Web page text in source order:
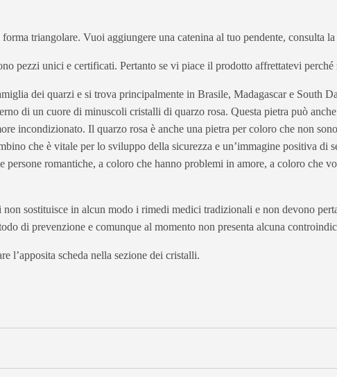
triangolare. Vuoi aggiungere una catenina al tuo pendente, consulta la
pezzi unici e certificati. Pertanto se vi piace il prodotto affrettatevi perché
dei quarzi e si trova principalmente in Brasile, Madagascar e South
di un cuore di minuscoli cristalli di quarzo rosa. Questa pietra può
incondizionato. Il quarzo rosa è anche una pietra per coloro che non
che è vitale per lo sviluppo della sicurezza e un’immagine positiva
persone romantiche, a coloro che hanno problemi in amore, a coloro che
sostituisce in alcun modo i rimedi medici tradizionali e non devono
di prevenzione e comunque al momento non presenta alcuna
l’apposita scheda nella sezione dei cristalli.